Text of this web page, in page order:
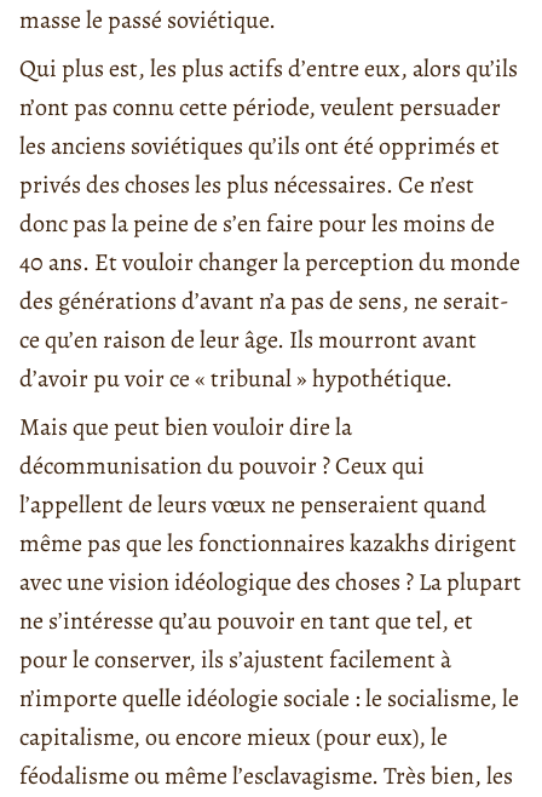
masse le passé soviétique.
Qui plus est, les plus actifs d’entre eux, alors qu’ils
n’ont pas connu cette période, veulent persuader
les anciens soviétiques qu’ils ont été opprimés et
privés des choses les plus nécessaires. Ce n’est
donc pas la peine de s’en faire pour les moins de
40 ans. Et vouloir changer la perception du monde
des générations d’avant n’a pas de sens, ne serait-
ce qu’en raison de leur âge. Ils mourront avant
d’avoir pu voir ce « tribunal » hypothétique.
Mais que peut bien vouloir dire la
décommunisation du pouvoir ? Ceux qui
l’appellent de leurs vœux ne penseraient quand
même pas que les fonctionnaires kazakhs dirigent
avec une vision idéologique des choses ? La plupart
ne s’intéresse qu’au pouvoir en tant que tel, et
pour le conserver, ils s’ajustent facilement à
n’importe quelle idéologie sociale : le socialisme, le
capitalisme, ou encore mieux (pour eux), le
féodalisme ou même l’esclavagisme. Très bien, les